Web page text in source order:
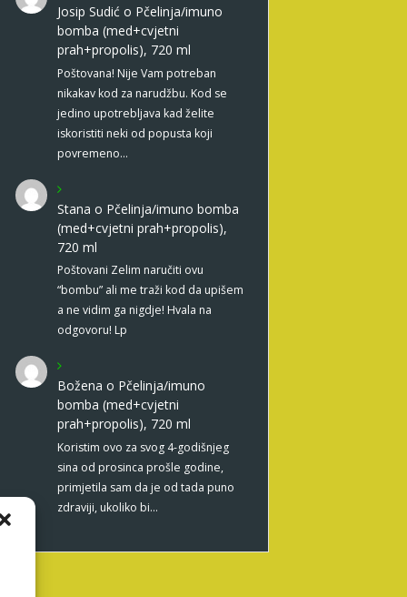
Josip Sudić o Pčelinja/imuno
bomba (med+cvjetni
prah+propolis), 720 ml
Poštovana! Nije Vam potreban
nikakav kod za narudžbu. Kod se
jedino upotrebljava kad želite
iskoristiti neki od popusta koji
povremeno…
Stana o Pčelinja/imuno bomba
(med+cvjetni prah+propolis),
720 ml
Poštovani Zelim naručiti ovu
“bombu” ali me traži kod da upišem
a ne vidim ga nigdje! Hvala na
odgovoru! Lp
Božena o Pčelinja/imuno
bomba (med+cvjetni
prah+propolis), 720 ml
Koristim ovo za svog 4-godišnjeg
sina od prosinca prošle godine,
primjetila sam da je od tada puno
zdraviji, ukoliko bi…